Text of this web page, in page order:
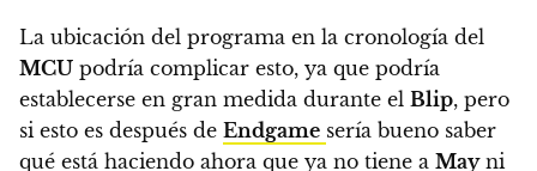
La ubicación del programa en la cronología del
MCU podría complicar esto, ya que podría
establecerse en gran medida durante el Blip, pero
si esto es después de Endgame sería bueno saber
qué está haciendo ahora que ya no tiene a Mayni